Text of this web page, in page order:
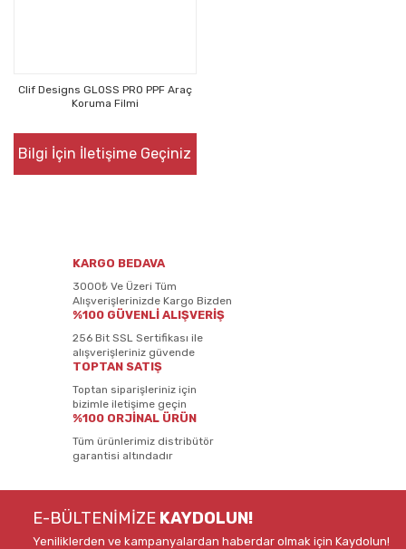
Clif Designs GLOSS PRO PPF Araç
Koruma Filmi
Bilgi İçin İletişime Geçiniz
KARGO BEDAVA
3000₺ Ve Üzeri Tüm
Alışverişlerinizde Kargo Bizden
%100 GÜVENLİ ALIŞVERİŞ
256 Bit SSL Sertifikası ile
alışverişleriniz güvende
TOPTAN SATIŞ
Toptan siparişleriniz için
bizimle iletişime geçin
%100 ORJİNAL ÜRÜN
Tüm ürünlerimiz distribütör
garantisi altındadır
E-BÜLTENİMİZE KAYDOLUN!
Yeniliklerden ve kampanyalardan haberdar olmak için Kaydolun!